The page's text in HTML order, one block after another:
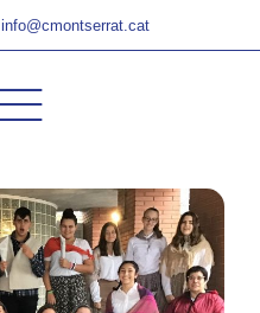
info@cmontserrat.cat